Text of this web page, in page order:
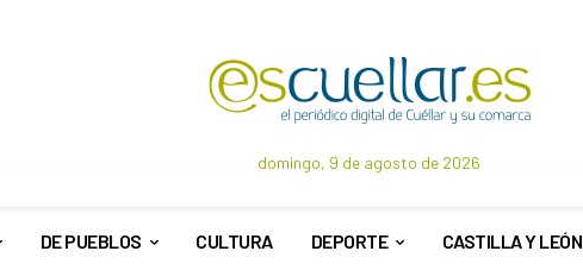
domingo, 9 de agosto de 2026
DE PUEBLOS CULTURA DEPORTE CASTILLA Y LEÓN